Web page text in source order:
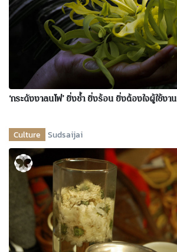
‘กระดังงาลนไฟ’ ยิ่งช้ำ ยิ่งร้อน ยิ่งต้องใจผู้ใช้งาน
Culture Sudsaijai